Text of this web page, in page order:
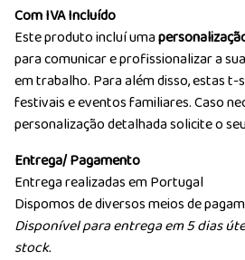
Com IVA Incluído
Este produto incluí uma
para comunicar e profissionalizar a
em trabalho. Para além disso, estas t-
festivais e eventos familiares. Caso
personalização detalhada solicite o
Entrega/ Pagamento
Entrega realizadas em Portugal
Dispomos de diversos meios de
Disponível para entrega em 5 dias
stock.